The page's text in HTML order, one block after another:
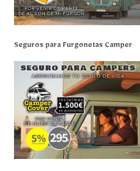
Seguros para Furgonetas Camper